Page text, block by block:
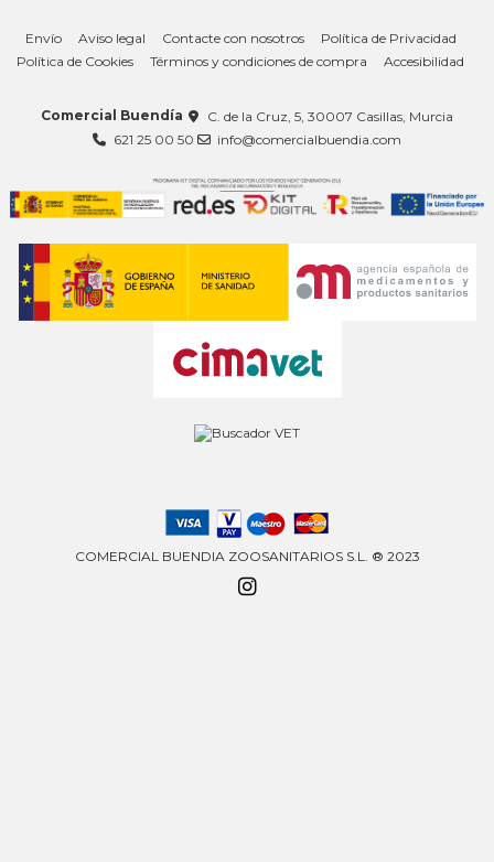
Envío Aviso legal Contacte con nosotros
Política de Privacidad
Política de Cookies
Términos y condiciones de compra Accesibilidad
Comercial Buendía
C. de la Cruz, 5, 30007 Casillas, Murcia
621 25 00 50
info@comercialbuendia.com
COMERCIAL BUENDIA ZOOSANITARIOS S.L. ® 2023